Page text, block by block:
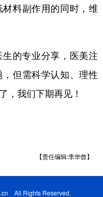
料副作用的同时，维
的专业分享，医美注
但需科学认知、理性
，我们下期再见！
【责任编辑:李华曾】
All Rights Reserved.